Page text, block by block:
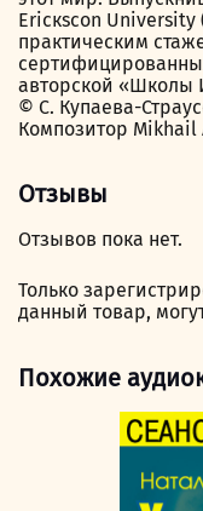
Ericкscon University
практическим
авторской «Школы
© С. Купаева-
Композитор
Отзывы
Отзывов пока нет.
Только
данный товар,
Похожие